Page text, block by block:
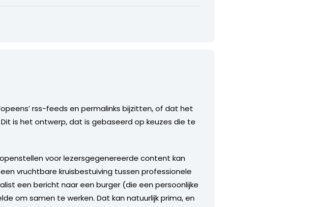
rss-feeds en permalinks bijzitten, of dat het
is het ontwerp, dat is gebaseerd op keuzes die te
voor lezersgegenereerde content kan
vruchtbare kruisbestuiving tussen professionele
een bericht naar een burger (die een persoonlijke
om samen te werken. Dat kan natuurlijk prima, en